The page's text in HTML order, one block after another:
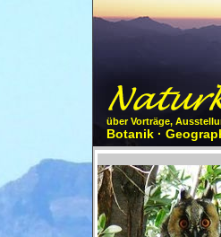
über Vorträge,
Botanik ·